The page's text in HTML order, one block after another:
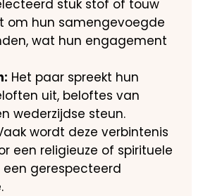
stuk stof of touw
om hun samengevoegde
wat hun engagement
Het paar spreekt hun
uit, beloftes van
wederzijdse steun.
wordt deze verbintenis
een religieuze of spirituele
een gerespecteerd